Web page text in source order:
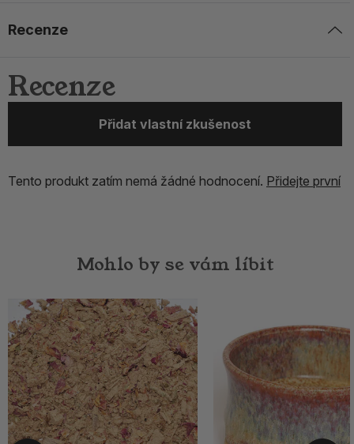
Recenze
Recenze
Přidat vlastní zkušenost
Tento produkt zatím nemá žádné hodnocení. Přidejte první
Mohlo by se vám líbit